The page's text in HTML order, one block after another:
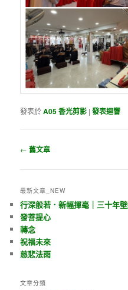
發表於A05 香光剪影 |發表迴響
瀏覽文章
← 舊文章
最新文章_NEW
行深般若．新幅揮毫｜三十年
發菩提心
轉念
祝福未來
慈悲法雨
文章分類